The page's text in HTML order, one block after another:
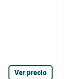
Ver precio